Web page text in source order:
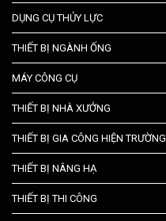
DỤNG CỤ THỦY LỰC
THIẾT BỊ NGÀNH ỐNG
MÁY CÔNG CỤ
THIẾT BỊ NHÀ XƯỞNG
THIẾT BỊ GIA CÔNG HIỆN TRƯỜNG
THIẾT BỊ NÂNG HẠ
THIẾT BỊ THI CÔNG